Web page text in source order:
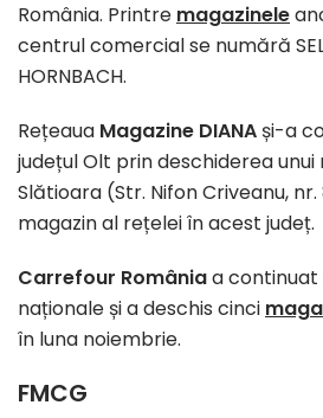
România. Printre magazinele
centrul comercial se numără
HORNBACH.
Rețeaua Magazine DIANAși-a
județul Olt prin deschiderea unui
Slătioara (Str. Nifon Criveanu,
magazin al rețelei în acest județ.
Carrefour Româniaa
naționale și a deschis cinci
în luna noiembrie.
FMCG